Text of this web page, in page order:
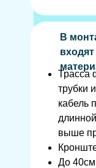
В
Трасса
трубки
кабель
выше
До 40см